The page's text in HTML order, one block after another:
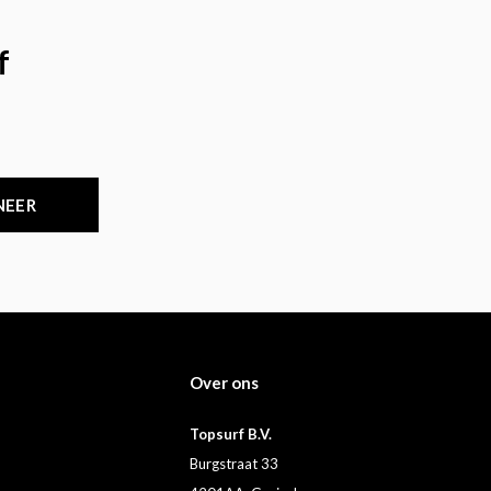
Over ons
Topsurf B.V.
Burgstraat 33